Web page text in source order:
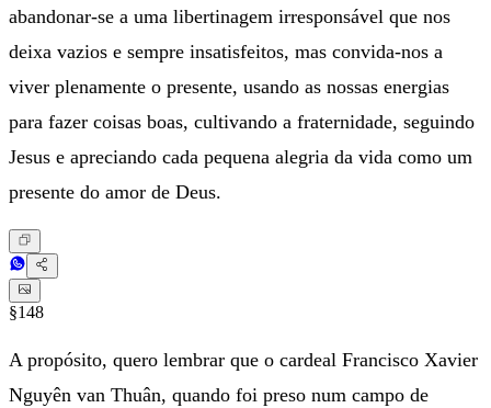
abandonar-se a uma libertinagem irresponsável que nos
deixa vazios e sempre insatisfeitos, mas convida-nos a
viver plenamente o presente, usando as nossas energias
para fazer coisas boas, cultivando a fraternidade, seguindo
Jesus e apreciando cada pequena alegria da vida como um
presente do amor de Deus.
§148
A propósito, quero lembrar que o cardeal Francisco Xavier
Nguyên van Thuân, quando foi preso num campo de